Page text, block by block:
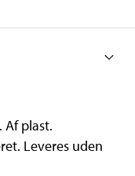
plast.
Leveres uden